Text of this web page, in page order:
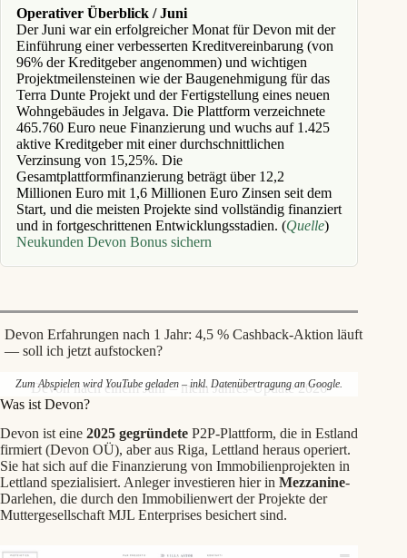
Operativer Überblick / Juni
Der Juni war ein erfolgreicher Monat für Devon mit der
Einführung einer verbesserten Kreditvereinbarung (von
96% der Kreditgeber angenommen) und wichtigen
Projektmeilensteinen wie der Baugenehmigung für das
Terra Dunte Projekt und der Fertigstellung eines neuen
Wohngebäudes in Jelgava. Die Plattform verzeichnete
465.760 Euro neue Finanzierung und wuchs auf 1.425
aktive Kreditgeber mit einer durchschnittlichen
Verzinsung von 15,25%. Die
Gesamtplattformfinanzierung beträgt über 12,2
Millionen Euro mit 1,6 Millionen Euro Zinsen seit dem
Start, und die meisten Projekte sind vollständig finanziert
und in fortgeschrittenen Entwicklungsstadien. (Quelle)
Neukunden Devon Bonus sichern
Devon Erfahrungen nach 1 Jahr: 4,5 % Cashback-Aktion läuft
— soll ich jetzt aufstocken?
Zum Abspielen wird YouTube geladen – inkl. Datenübertragung an Google.
Devon nach einem Jahr – mein Jahres-Update 2026
Was ist Devon?
Devon ist eine 2025 gegründete P2P-Plattform, die in Estland
firmiert (Devon OÜ), aber aus Riga, Lettland heraus operiert.
Sie hat sich auf die Finanzierung von Immobilienprojekten in
Lettland spezialisiert. Anleger investieren hier in Mezzanine-
Darlehen, die durch den Immobilienwert der Projekte der
Muttergesellschaft MJL Enterprises besichert sind.